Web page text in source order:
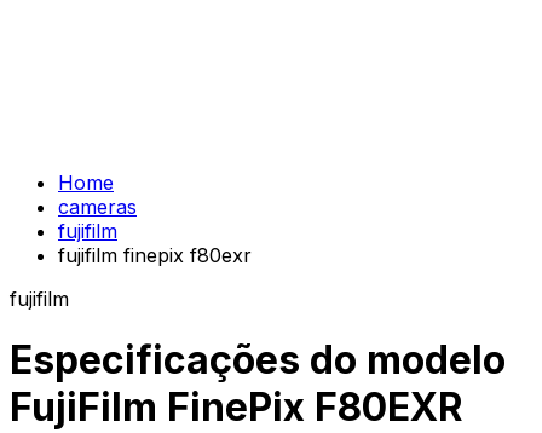
Home
cameras
fujifilm
fujifilm finepix f80exr
fujifilm
Especificações do modelo
FujiFilm FinePix F80EXR